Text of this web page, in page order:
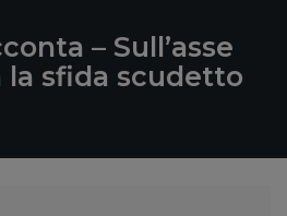
– Sull’asse
la sfida scudetto